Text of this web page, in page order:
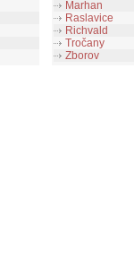
Marhan
Raslavice
Richvald
Tročany
Zborov